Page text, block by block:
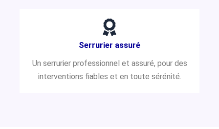
Serrurier assuré
Un serrurier professionnel et assuré, pour des
interventions fiables et en toute sérénité.